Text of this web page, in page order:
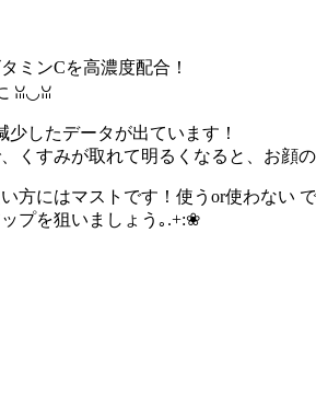
ミンCを高濃度配合！
ꈍ◡ꈍ
したデータが出ています！
くすみが取れて明るくなると、お顔
方にはマストです！使うor使わない
プを狙いましょう｡.+:❀